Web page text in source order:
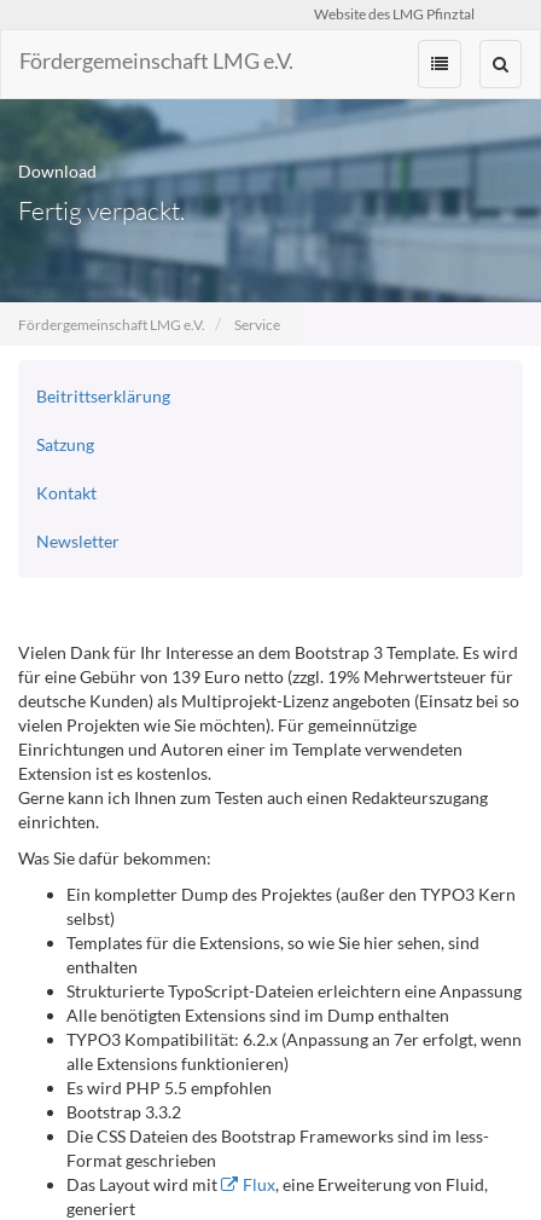
Zum
springen
Website des LMG Pfinztal
Fördergemeinschaft LMG e.V.
Download
Fertig verpackt.
Fördergemeinschaft LMG e.V. Service
Beitrittserklärung
Satzung
Kontakt
Newsletter
Vielen Dank für Ihr Interesse an dem Bootstrap 3 Template. Es wird
für eine Gebühr von 139 Euro netto (zzgl. 19% Mehrwertsteuer für
deutsche Kunden) als Multiprojekt-Lizenz angeboten (Einsatz bei so
vielen Projekten wie Sie möchten). Für gemeinnützige
Einrichtungen und Autoren einer im Template verwendeten
Extension ist es kostenlos.
Gerne kann ich Ihnen zum Testen auch einen Redakteurszugang
einrichten.
Was Sie dafür bekommen:
Ein kompletter Dump des Projektes (außer den TYPO3 Kern
selbst)
Templates für die Extensions, so wie Sie hier sehen, sind
enthalten
Strukturierte TypoScript-Dateien erleichtern eine Anpassung
Alle benötigten Extensions sind im Dump enthalten
TYPO3 Kompatibilität: 6.2.x (Anpassung an 7er erfolgt, wenn
alle Extensions funktionieren)
Es wird PHP 5.5 empfohlen
Bootstrap 3.3.2
Die CSS Dateien des Bootstrap Frameworks sind im less-
Format geschrieben
Das Layout wird mit
Flux, eine Erweiterung von Fluid,
generiert